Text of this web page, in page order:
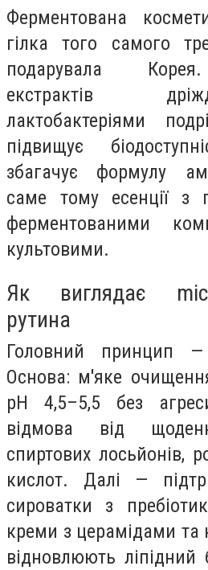
Ферментована
гілка того самого
подарувала
екстрактів
лактобактеріями
підвищує
збагачує формулу
саме тому есенції з
ферментованими
культовими.
Як виглядає
рутина
Головний принцип
Основа: м'яке
pH 4,5–5,5 без
відмова від
спиртових лосьйонів,
кислот. Далі —
сироватки з
креми з церамідами та
відновлюють